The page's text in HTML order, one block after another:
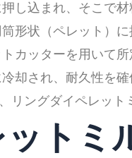
し込まれ、そこで
形状（ペレット）
カッターを用いて
却され、耐久性を
リングダイペレッ
トミ